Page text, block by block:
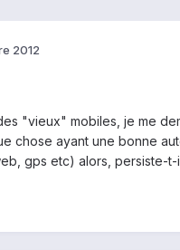
2012
"vieux" mobiles, je me
chose ayant une bonne
gps etc) alors, persiste-